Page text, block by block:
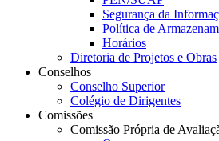
Segurança da
Política de
Horários
Diretoria de Projetos e Obras
Conselhos
Conselho Superior
Colégio de Dirigentes
Comissões
Comissão Própria de